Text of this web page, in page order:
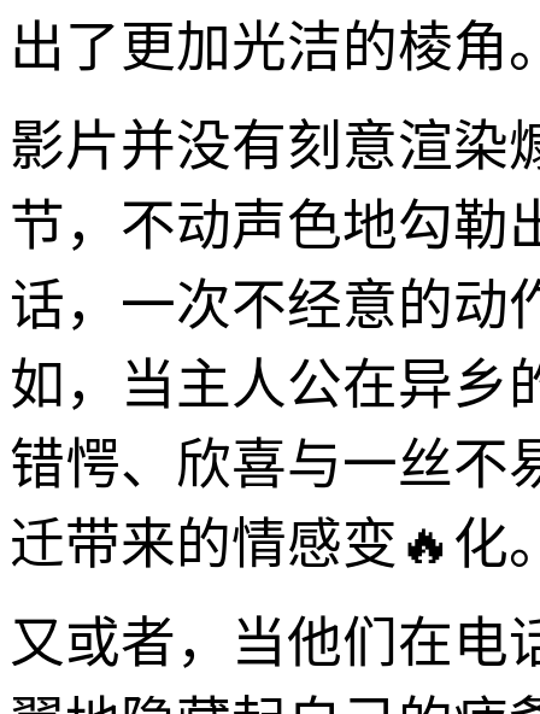
出了更加光洁的棱角
影片并没有刻意渲染
节，不动声色地勾勒
话，一次不经意的动
如，当主人公在异乡
错愕、欣喜与一丝不
迁带来的情感变🔥化
又或者，当他们在电